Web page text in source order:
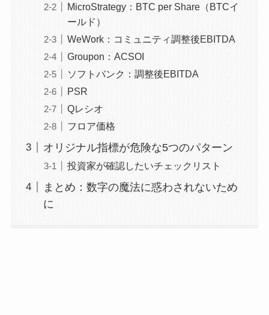
MicroStrategy：BTC per Share（BTCイ
ールド）
WeWork：コミュニティ調整後EBITDA
Groupon：ACSOI
ソフトバンク：調整後EBITDA
PSR
Qレシオ
フロア価格
オリジナル指標が危険な5つのパターン
投資家が確認したいチェックリスト
まとめ：数字の魔法に惑わされないため
に